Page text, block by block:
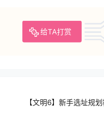
给TA打赏
【文明6】新手选址规